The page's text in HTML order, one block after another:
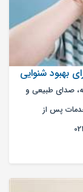
بهبود شنوایی
صدای طبیعی و
پس از